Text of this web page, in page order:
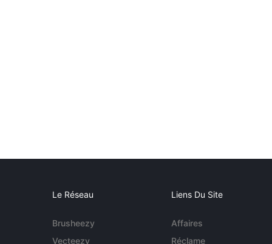
Le Réseau
Brusheezy
Vecteezy
Liens Du Site
Affaires
Réclame